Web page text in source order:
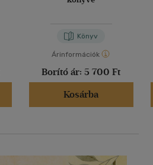
Könyv
Árinformációk
Borító ár: 5 700 Ft
Kosárba